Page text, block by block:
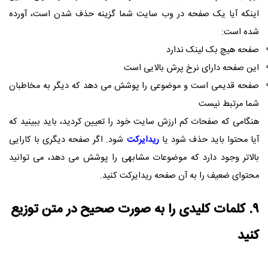
اینکه آیا یک صفحه در وب سایت شما گزینه حذف شدن است، آورده
شده است:
صفحه هیچ بک لینک ندارد
این صفحه دارای نرخ پرش بالایی است
صفحه قدیمی است و موضوعی را پوشش می دهد که دیگر به مخاطبان
شما مرتبط نیست
هنگامی که صفحات کم ارزش سایت خود را تعیین کردید، باید ببینید که
آیا محتوا باید حذف شود یاریدایرکت شود. اگر صفحه دیگری با کارایی
بالاتر وجود دارد که موضوعات مشابهی را پوشش می دهد، می توانید
محتوای ضعیف را به آن صفحه ریدایرکت کنید.
۹. کلمات کلیدی را به صورت صحیح در متن توزیع
کنید